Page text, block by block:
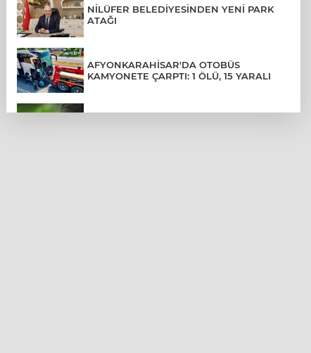
NİLÜFER BELEDİYESİNDEN YENİ PARK
ATAĞI
AFYONKARAHİSAR'DA OTOBÜS
KAMYONETE ÇARPTI: 1 ÖLÜ, 15 YARALI